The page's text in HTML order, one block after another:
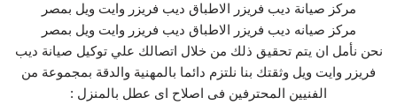
مركز صيانة ديب فريزر الاطباق ديب فريزر وايت ويل بمصر
مركز صيانه ديب فريزر الاطباق ديب فريزر وايت ويل بمصر
نحن نأمل ان يتم تحقيق ذلك من خلال اتصالك علي توكيل صيانة ديب
فريزر وايت ويل وثقتك بنا نلتزم دائما بالمهنية والدقة بمجموعة من
الفنيين المحترفين فى اصلاح اى عطل بالمنزل :